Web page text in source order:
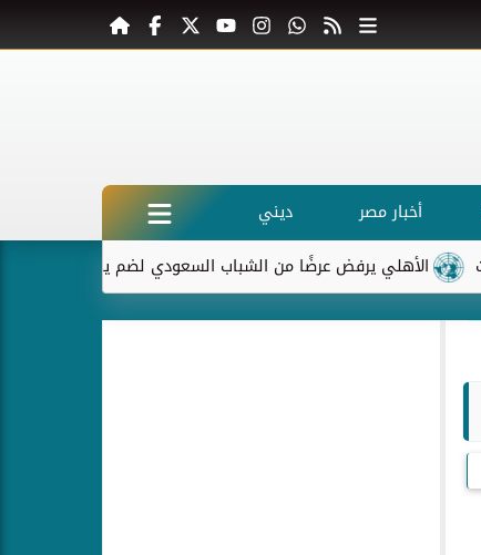
أخبار مصر
ديني
الأهلي يرفض عرضًا من الشباب السعودي لضم ياسر إبراهيم